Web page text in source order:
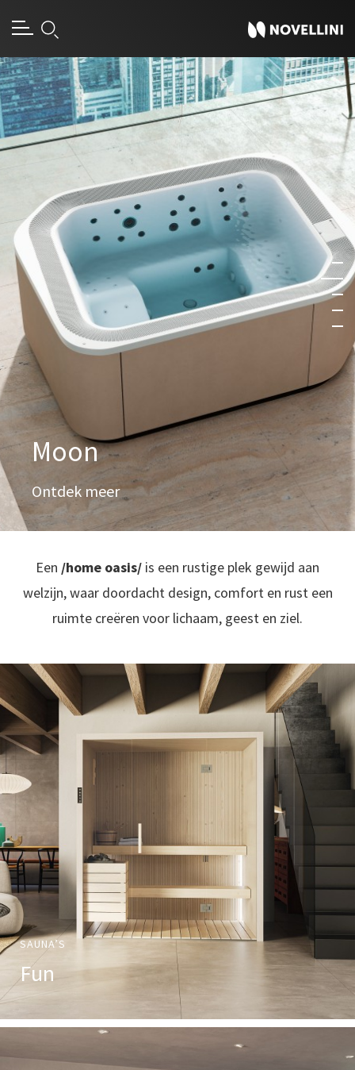
Moon
Ontdek meer
Een /home oasis/ is een rustige plek gewijd aan
welzijn, waar doordacht design, comfort en rust een
ruimte creëren voor lichaam, geest en ziel.
Fun
SAUNA’S